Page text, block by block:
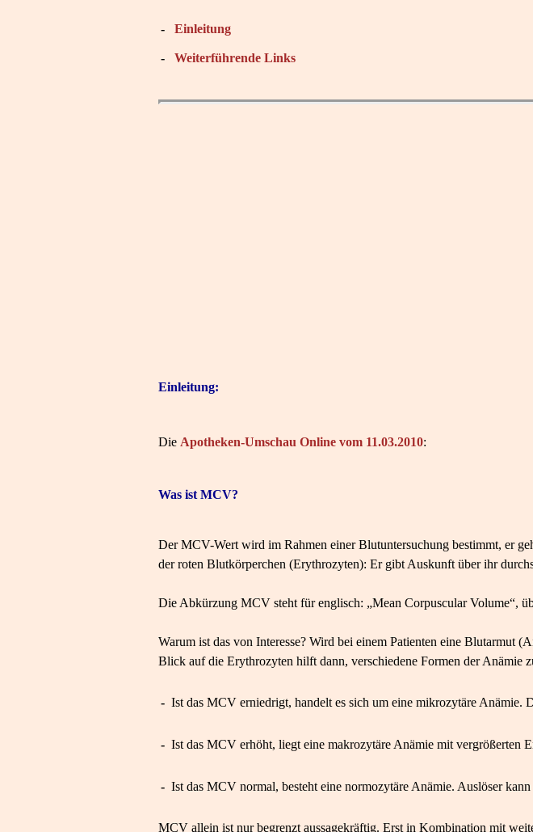
- Einleitung
- Weiterführende Links
Einleitung:
Die Apotheken-Umschau Online vom 11.03.2010:
Was ist MCV?
Der MCV-Wert wird im Rahmen einer Blutuntersuchung bestimmt, er
der roten Blutkörperchen (Erythrozyten): Er gibt Auskunft über ihr
Die Abkürzung MCV steht für englisch: „Mean Corpuscular Volume“,
Warum ist das von Interesse? Wird bei einem Patienten eine Blutarmut
Blick auf die Erythrozyten hilft dann, verschiedene Formen der Anämie
- Ist das MCV erniedrigt, handelt es sich um eine mikrozytäre Anämie.
- Ist das MCV erhöht, liegt eine makrozytäre Anämie mit vergrößerten
- Ist das MCV normal, besteht eine normozytäre Anämie. Auslöser
MCV allein ist nur begrenzt aussagekräftig. Erst in Kombination mit